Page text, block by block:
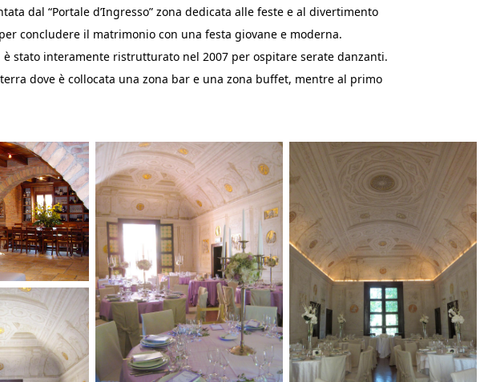
dal “Portale d’Ingresso” zona dedicata alle feste e al divertimento
concludere il matrimonio con una festa giovane e moderna.
è stato interamente ristrutturato nel 2007 per ospitare serate danzanti.
dove è collocata una zona bar e una zona buffet, mentre al primo